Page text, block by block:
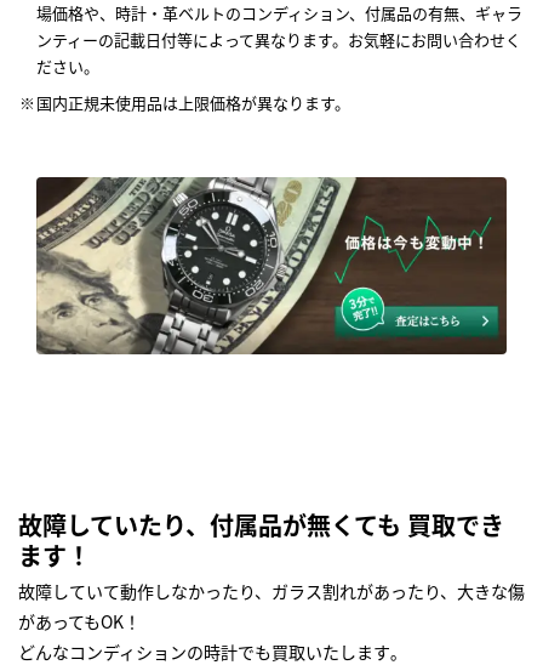
場価格や、時計・革ベルトのコンディション、付属品の有無、ギャラ
ンティーの記載日付等によって異なります。お気軽にお問い合わせく
ださい。
国内正規未使用品は上限価格が異なります。
故障していたり、付属品が無くても 買取でき
ます！
故障していて動作しなかったり、ガラス割れがあったり、大きな傷
があってもOK！
どんなコンディションの時計でも買取いたします｡